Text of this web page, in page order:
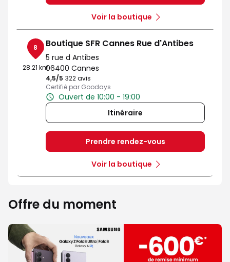
Voir la boutique
8
28.21 km
Boutique SFR Cannes Rue d'Antibes
5 rue d Antibes
06400 Cannes
4,5/5 Note de 4.5 sur 5
322 avis
Certifié par Goodays
Ouvert de 10:00 - 19:00
Itinéraire
Prendre rendez-vous
Voir la boutique
Offre du moment